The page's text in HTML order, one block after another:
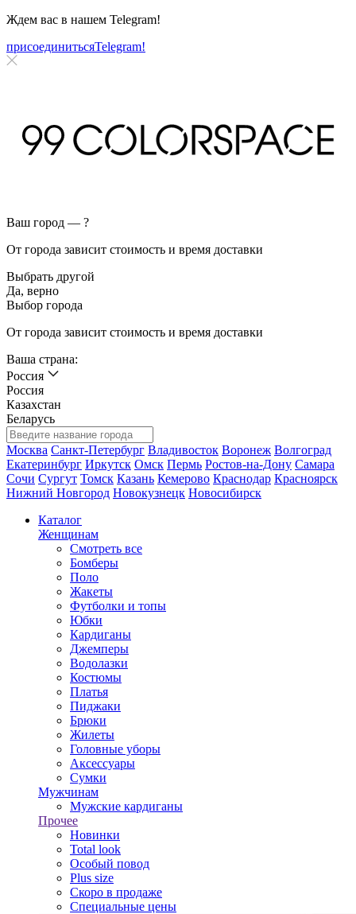
Ждем вас в нашем Telegram!
присоединитьсяTelegram!
Ваш город — ?
От города зависит стоимость и время доставки
Выбрать другой
Да, верно
Выбор города
От города зависит стоимость и время доставки
Ваша страна:
Россия
Россия
Казахстан
Беларусь
Москва Санкт-Петербург Владивосток Воронеж Волгоград
Екатеринбург Иркутск Омск Пермь Ростов-на-Дону Самара
Сочи Сургут Томск Казань Кемерово Краснодар Красноярск
Нижний Новгород Новокузнецк Новосибирск
Каталог
Женщинам
Смотреть все
Бомберы
Поло
Жакеты
Футболки и топы
Юбки
Кардиганы
Джемперы
Водолазки
Костюмы
Платья
Пиджаки
Брюки
Жилеты
Головные уборы
Аксессуары
Сумки
Мужчинам
Мужские кардиганы
Прочее
Новинки
Total look
Особый повод
Plus size
Скоро в продаже
Специальные цены